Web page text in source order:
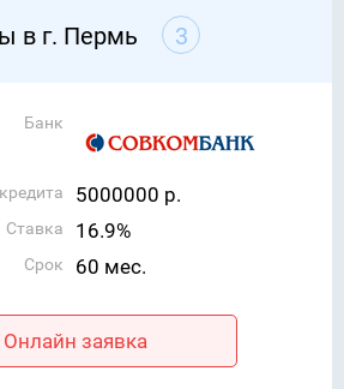
в г. Пермь 3
Банк
5000000 р.
Ставка 16.9%
Срок 60 мес.
Онлайн заявка